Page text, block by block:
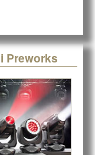
Preworks